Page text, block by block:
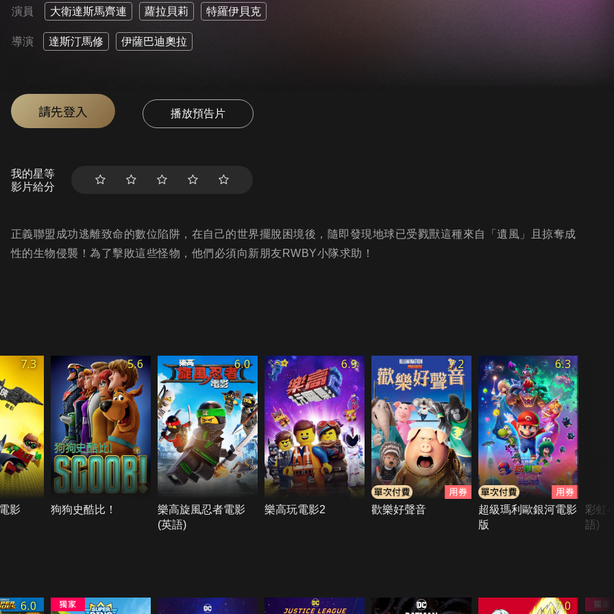
演員 大衛達斯馬齊連 蘿拉貝莉 特羅伊貝克
導演 達斯汀馬修 伊薩巴迪奧拉
請先登入 播放預告片
我的星等
影片給分
正義聯盟成功逃離致命的數位陷阱，在自己的世界擺脫困境後，隨即發現地球已受戮獸這種來自「遺風」且掠奪成
性的生物侵襲！為了擊敗這些怪物，他們必須向新朋友RWBY小隊求助！
7.3
影
5.6
狗狗史酷比！
6.0
樂高旋風忍者電影
(英語)
6.9
樂高玩電影2
7.2
歡樂好聲音
6.3
超級瑪利歐銀河電影
版
彩虹
語)
6.0 7.0